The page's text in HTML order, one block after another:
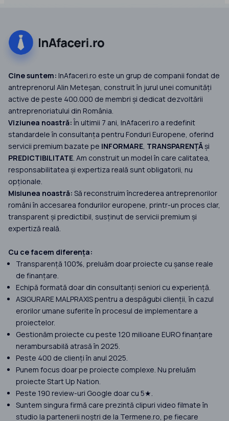
Cine suntem: InAfaceri.ro este un grup de companii fondat de
antreprenorul Alin Meteșan, construit în jurul unei comunități
active de peste 400.000 de membri și dedicat dezvoltării
antreprenoriatului din România.
Viziunea noastră:În ultimii 7 ani, InAfaceri.ro a redefinit
standardele în consultanța pentru Fonduri Europene, oferind
servicii premium bazate pe INFORMARE, TRANSPARENȚĂși
PREDICTIBILITATE. Am construit un model în care calitatea,
responsabilitatea și expertiza reală sunt obligatorii, nu
opționale.
Misiunea noastră: Să reconstruim încrederea antreprenorilor
români în accesarea fondurilor europene, printr-un proces clar,
transparent și predictibil, susținut de servicii premium și
expertiză reală.
Cu ce facem diferența:
Transparență 100%, preluăm doar proiecte cu șanse reale
de finanțare.
Echipă formată doar din consultanți seniori cu experiență.
ASIGURARE MALPRAXIS pentru a despăgubi clienții, în cazul
erorilor umane suferite în procesul de implementare a
proiectelor.
Gestionăm proiecte cu peste 120 milioane EURO finanțare
nerambursabilă atrasă în 2025.
Peste 400 de clienți în anul 2025.
Punem focus doar pe proiecte complexe. Nu preluăm
proiecte Start Up Nation.
Peste 190 review-uri Google doar cu 5★.
Suntem singura firmă care prezintă clipuri video filmate în
studio la partenerii noștri de la Termene.ro, pe fiecare